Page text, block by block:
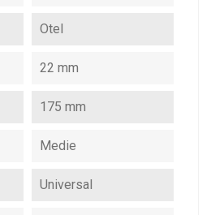
Otel
22 mm
175 mm
Medie
Universal